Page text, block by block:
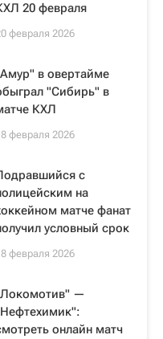
20 февраля
февраля 2026
в овертайме
"Сибирь" в
КХЛ
февраля 2026
с
на
матче фанат
условный срок
февраля 2026
—
онлайн матч